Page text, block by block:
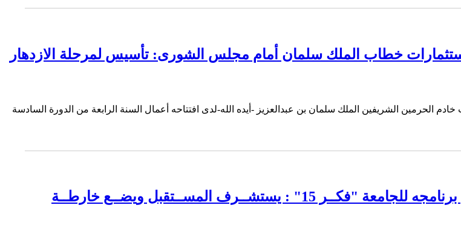
خطاب الملك سلمان أمام مجلس الشورى: تأسيس لمرحلة الازدهار
الحرمين الشريفين الملك سلمان بن عبدالعزيز -أيده الله-لدى افتتاحه أعمال السنة الرابعة من الدورة السادسة
الأميـر خالـد الفيصـل يرثـي الواقـع العربي وأبـو الغيط يعلـن برنامجه للجامعة "فكــر 15" : يستشــرف المســتقبل ويضــع خارطــة